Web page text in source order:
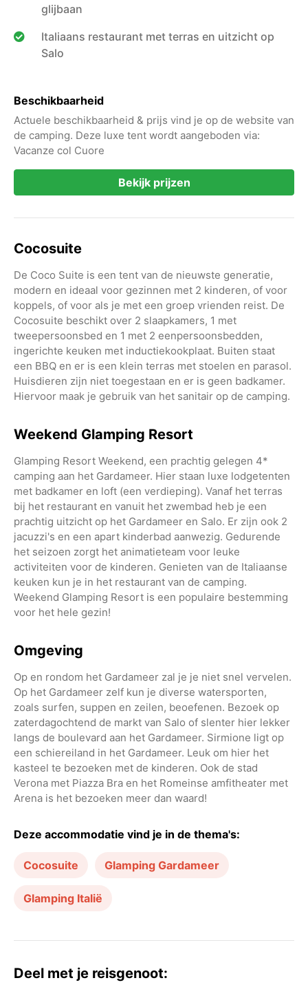
glijbaan
Italiaans restaurant met terras en uitzicht op
Salo
Beschikbaarheid
Actuele beschikbaarheid & prijs vind je op de website van
de camping. Deze luxe tent wordt aangeboden via:
Vacanze col Cuore
Bekijk prijzen
Cocosuite
De Coco Suite is een tent van de nieuwste generatie,
modern en ideaal voor gezinnen met 2 kinderen, of voor
koppels, of voor als je met een groep vrienden reist. De
Cocosuite beschikt over 2 slaapkamers, 1 met
tweepersoonsbed en 1 met 2 eenpersoonsbedden,
ingerichte keuken met inductiekookplaat. Buiten staat
een BBQ en er is een klein terras met stoelen en parasol.
Huisdieren zijn niet toegestaan en er is geen badkamer.
Hiervoor maak je gebruik van het sanitair op de camping.
Weekend Glamping Resort
Glamping Resort Weekend, een prachtig gelegen 4*
camping aan het Gardameer. Hier staan luxe lodgetenten
met badkamer en loft (een verdieping). Vanaf het terras
bij het restaurant en vanuit het zwembad heb je een
prachtig uitzicht op het Gardameer en Salo. Er zijn ook 2
jacuzzi's en een apart kinderbad aanwezig. Gedurende
het seizoen zorgt het animatieteam voor leuke
activiteiten voor de kinderen. Genieten van de Italiaanse
keuken kun je in het restaurant van de camping.
Weekend Glamping Resort is een populaire bestemming
voor het hele gezin!
Omgeving
Op en rondom het Gardameer zal je je niet snel vervelen.
Op het Gardameer zelf kun je diverse watersporten,
zoals surfen, suppen en zeilen, beoefenen. Bezoek op
zaterdagochtend de markt van Salo of slenter hier lekker
langs de boulevard aan het Gardameer. Sirmione ligt op
een schiereiland in het Gardameer. Leuk om hier het
kasteel te bezoeken met de kinderen. Ook de stad
Verona met Piazza Bra en het Romeinse amfitheater met
Arena is het bezoeken meer dan waard!
Deze accommodatie vind je in de thema's:
Cocosuite Glamping Gardameer
Glamping Italië
Deel met je reisgenoot: